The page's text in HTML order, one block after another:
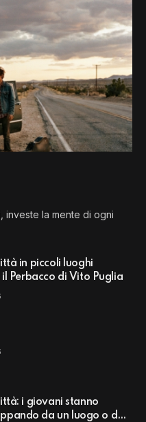
investe la mente di ogni
in piccoli luoghi
Perbacco di Vito Puglia
i giovani stanno
da un luogo o da